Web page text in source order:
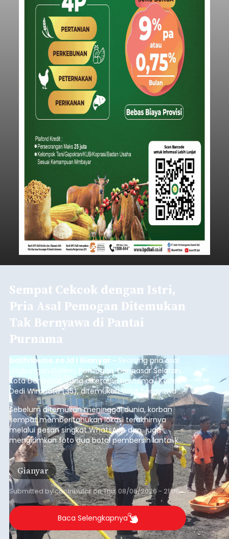
Sempat Cekcok dengan Istri,
Pria Asal Pemogan Ditemukan
Tak Bernyawa di Pantai
Purnama
balitribune.co.id I Gianyar - Seorang pria asal
Lingkungan Dalem, Pemogan, Denpasar Selatan,
Kota Denpasar, yang diketahui bernama I Kadek
Dedi Wiranata (35), ditemukan tidak bernyawa di
pesisir Pantai Purnama, Sukawati.
Sebelum ditemukan meninggal dunia, korban
sempat memberitahukan lokasi terakhirnya
melalui pesan singkat WhatsApp dan juga
mengirimkan foto dua botol pembersih lantai ke
istrinya.
Gianyar
Submitted bycontributoronThu, 08/06/2026 - 21:06
Baca Selengkapnya